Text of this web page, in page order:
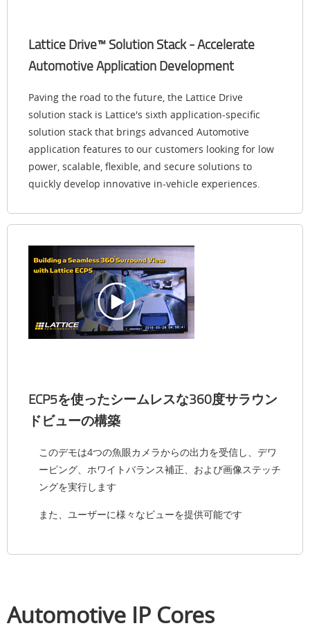
Lattice Drive™ Solution Stack - Accelerate
Automotive Application Development
Paving the road to the future, the Lattice Drive
solution stack is Lattice's sixth application-specific
solution stack that brings advanced Automotive
application features to our customers looking for low
power, scalable, flexible, and secure solutions to
quickly develop innovative in-vehicle experiences.
ECP5を使ったシームレスな360度サラウン
ドビューの構築
このデモは4つの魚眼カメラからの出力を受信し、デワ
ーピング、ホワイトバランス補正、および画像ステッチ
ングを実行します
また、ユーザーに様々なビューを提供可能です
Automotive IP Cores